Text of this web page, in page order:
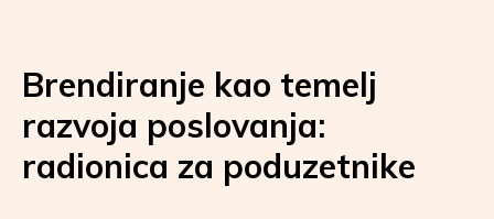
Brendiranje kao temelj
razvoja poslovanja:
radionica za poduzetnike